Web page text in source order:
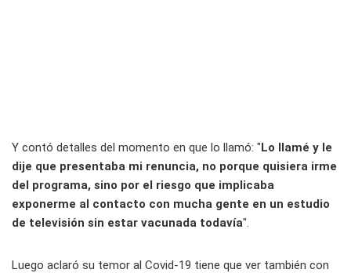
Y contó detalles del momento en que lo llamó: "Lo llamé y le
dije que presentaba mi renuncia, no porque quisiera irme
del programa, sino por el riesgo que implicaba
exponerme al contacto con mucha gente en un estudio
de televisión sin estar vacunada todavía".
Luego aclaró su temor al Covid-19 tiene que ver también con